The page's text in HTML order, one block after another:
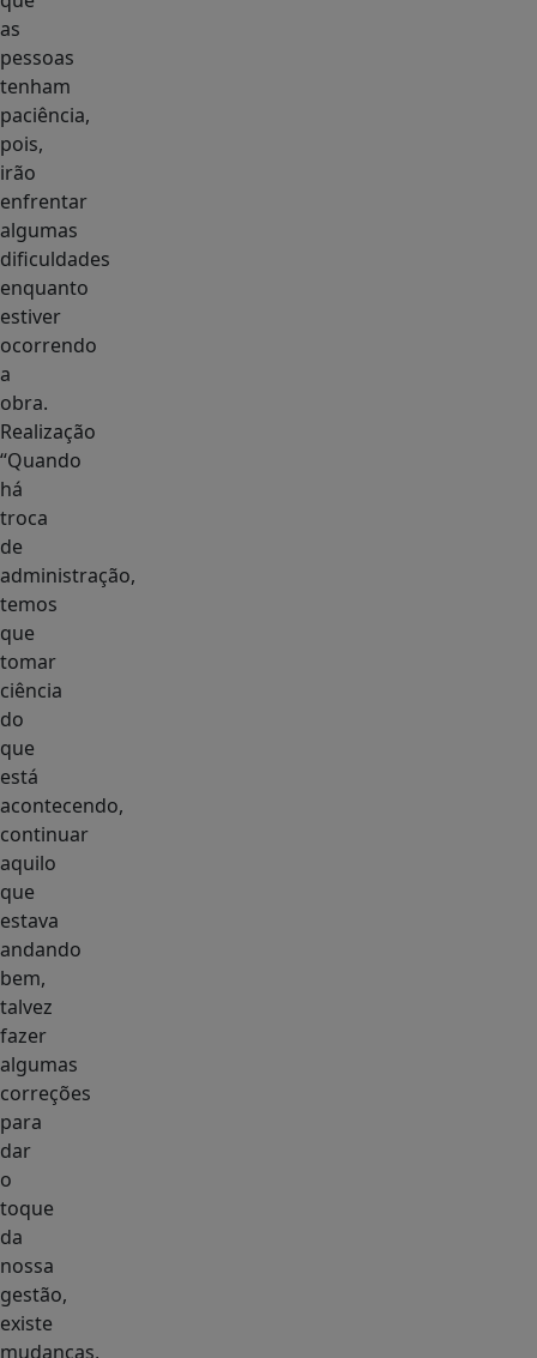
as
pessoas
tenham
paciência,
pois,
irão
enfrentar
algumas
dificuldades
enquanto
estiver
ocorrendo
a
obra.
Realização
“Quando
há
troca
de
administração,
temos
que
tomar
ciência
do
que
está
acontecendo,
continuar
aquilo
que
estava
andando
bem,
talvez
fazer
algumas
correções
para
dar
o
toque
da
nossa
gestão,
existe
mudanças,